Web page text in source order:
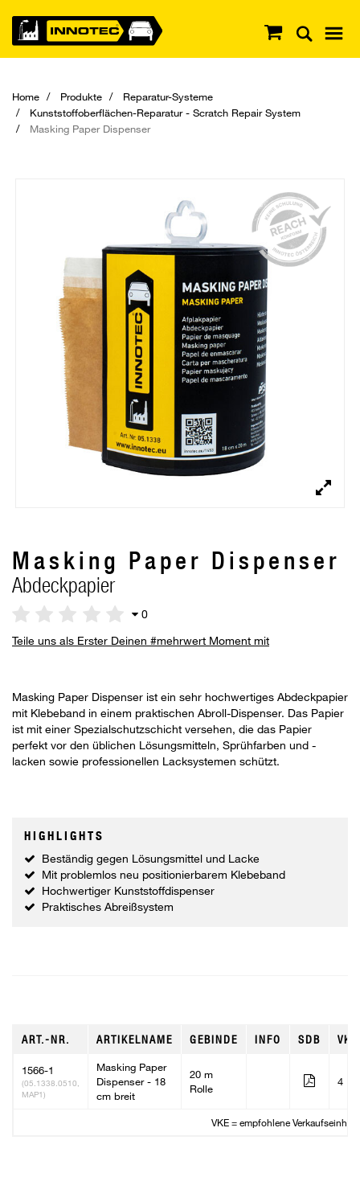
Home Produkte
Reparatur-Systeme
Kunststoffoberflächen-Reparatur - Scratch Repair System
Masking Paper Dispenser
Masking Paper Dispenser
Abdeckpapier
0
Teile uns als Erster Deinen #mehrwert Moment mit
Masking Paper Dispenser ist ein sehr hochwertiges Abdeckpapier
mit Klebeband in einem praktischen Abroll-Dispenser. Das Papier
ist mit einer Spezialschutzschicht versehen, die das Papier
perfekt vor den üblichen Lösungsmitteln, Sprühfarben und -
lacken sowie professionellen Lacksystemen schützt.
HIGHLIGHTS
Beständig gegen Lösungsmittel und Lacke
Mit problemlos neu positionierbarem Klebeband
Hochwertiger Kunststoffdispenser
Praktisches Abreißsystem
ART.-NR. ARTIKELNAME GEBINDE INFO SDB VKE
1566-1
(05.1338.0510,
MAP1)
Masking Paper
Dispenser - 18
cm breit
20 m
Rolle
4
VKE = empfohlene Verkaufseinheit